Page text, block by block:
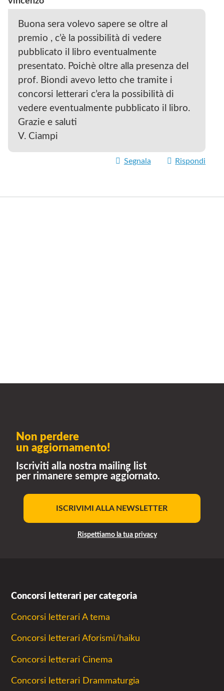
Buona sera volevo sapere se oltre al
premio , c’è la possibilità di vedere
pubblicato il libro eventualmente
presentato. Poichè oltre alla presenza del
prof. Biondi avevo letto che tramite i
concorsi letterari c’era la possibilità di
vedere eventualmente pubblicato il libro.
Grazie e saluti
V. Ciampi
Segnala Rispondi
Non perdere
un aggiornamento!
Iscriviti alla nostra mailing list
per rimanere sempre aggiornato.
ISCRIVIMI ALLA NEWSLETTER
Rispettiamo la tua privacy
Concorsi letterari per categoria
Concorsi letterari A tema
Concorsi letterari Aforismi/haiku
Concorsi letterari Cinema
Concorsi letterari Drammaturgia